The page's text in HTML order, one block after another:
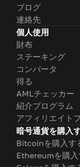
ブログ
連絡先
個人使用
財布
ステーキング
コンバータ
得る
AMLチェッカー
紹介プログラム
アフィリエイト
暗号通貨を購入
Bitcoinを購入す
Ethereumを購入